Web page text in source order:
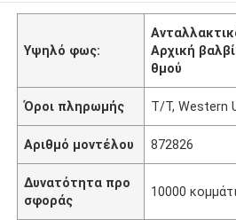
Υψηλό φως:
Αρχική
θμού
Όροι πληρωμής T/T, Western
Αριθμό μοντέλου 872826
Δυνατότητα προ
σφοράς
10000